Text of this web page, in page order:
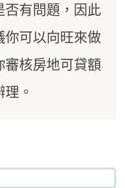
否有問題，因此
你可以向旺來做
審核房地可貸額
。